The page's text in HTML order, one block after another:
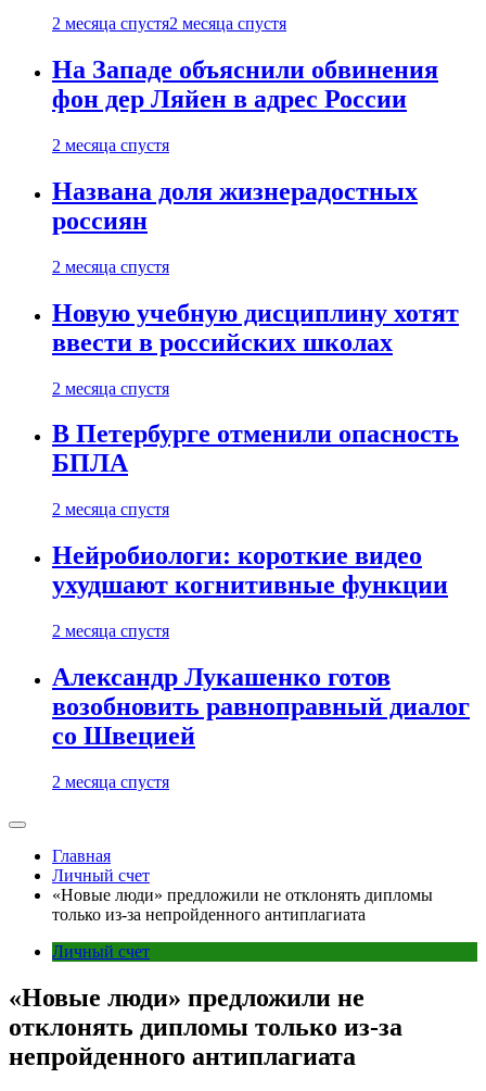
2 месяца спустя2 месяца спустя
На Западе объяснили обвинения
фон дер Ляйен в адрес России
2 месяца спустя
Названа доля жизнерадостных
россиян
2 месяца спустя
Новую учебную дисциплину хотят
ввести в российских школах
2 месяца спустя
В Петербурге отменили опасность
БПЛА
2 месяца спустя
Нейробиологи: короткие видео
ухудшают когнитивные функции
2 месяца спустя
Александр Лукашенко готов
возобновить равноправный диалог
со Швецией
2 месяца спустя
Главная
Личный счет
«Новые люди» предложили не отклонять дипломы
только из-за непройденного антиплагиата
Личный счет
«Новые люди» предложили не
отклонять дипломы только из-за
непройденного антиплагиата